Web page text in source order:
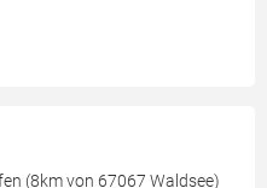
(8km von 67067 Waldsee)